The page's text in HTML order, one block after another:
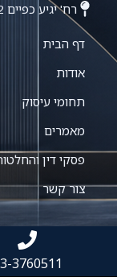
רח' יגיע כפיים 2, ת.ד. 50368, תל אביב 6150301
דף הבית
אודות
תחומי עיסוק
מאמרים
פסקי דין
צור קשר
3760511